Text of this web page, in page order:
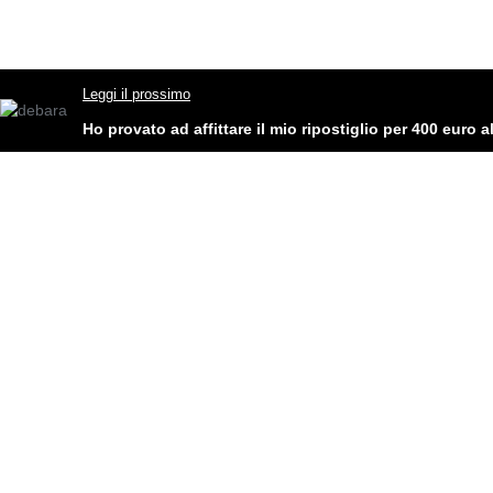
Leggi il prossimo
Ho provato ad affittare il mio ripostiglio per 400 euro